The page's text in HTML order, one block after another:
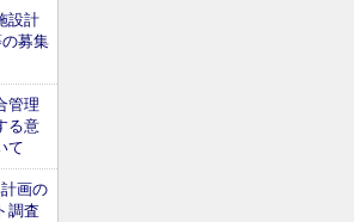
設計
募集
管理
る意
て
画の
調査